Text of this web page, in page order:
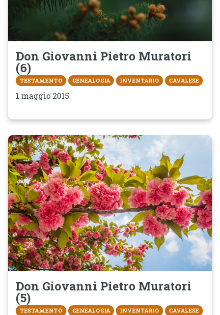
Don Giovanni Pietro Muratori
(6)
TESTAMENTO GENEALOGIA INVENTARIO CAVALESE
1 maggio 2015
Don Giovanni Pietro Muratori
(5)
TESTAMENTO GENEALOGIA INVENTARIO CAVALESE